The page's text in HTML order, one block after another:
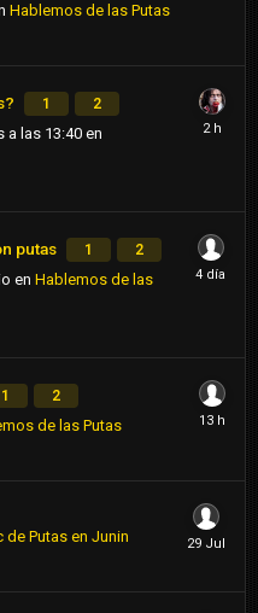
Hablemos de las Putas
1 2
a las 13:40 en
putas 1 2
en Hablemos de las
1 2
de las Putas
de Putas en Junin